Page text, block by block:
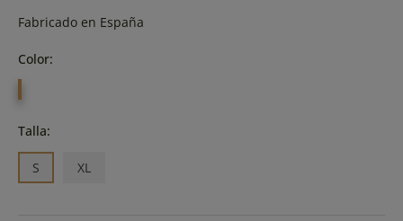
Fabricado en España
Color:
Talla:
S XL